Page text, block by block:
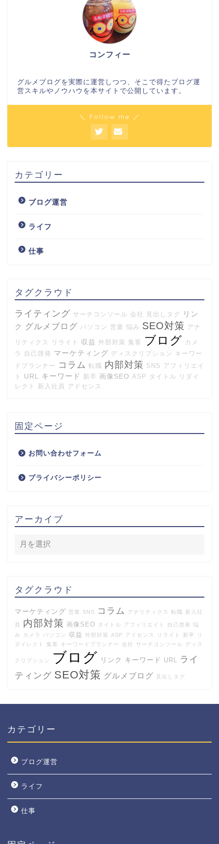
コンフィー
グルメブログを実際に運営しつつ、そこで得たブログ運
営スキルやノウハウを本サイトで公開しています。
＼ Follow me ／
カテゴリー
ブログ運営
ライフ
仕事
タグクラウド
ライティング サーチコンソール 会社 見出しタグ リン
ク
グルメブログ パソコン 営業 悩み SEO対策 アナ
リティクス リライト 収益 外部対策 集客 ブログ カメ
ラ
自己啓発 マーケティング ディスクリプション キーワー
ドプランナー
コラム 転職 内部対策 SNS アフィリエイ
ト
URL キーワード 新卒 画像SEO ASP タイトル リダイ
レクト
新入社員 アドセンス
固定ページ
お問い合わせフォーム
プライバシーポリシー
アーカイブ
タグクラウド
マーケティング 営業 SNS コラム アナリティクス 転職 新入社
員 内部対策 画像SEO タイトル アフィリエイト 自己啓発 悩
み
カメラ パソコン 収益 外部対策 ASP アドセンス リライト 新卒
リ
ダイレクト
集客 キーワードプランナー 会社 サーチコンソール ディス
クリプション ブログ リンク キーワード URL ライ
ティング SEO対策 グルメブログ 見出しタグ
カテゴリー
ブログ運営
ライフ
仕事